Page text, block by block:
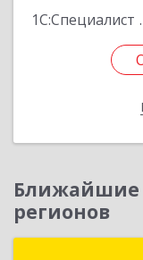
1С:Специалист
Ближайшие
регионов